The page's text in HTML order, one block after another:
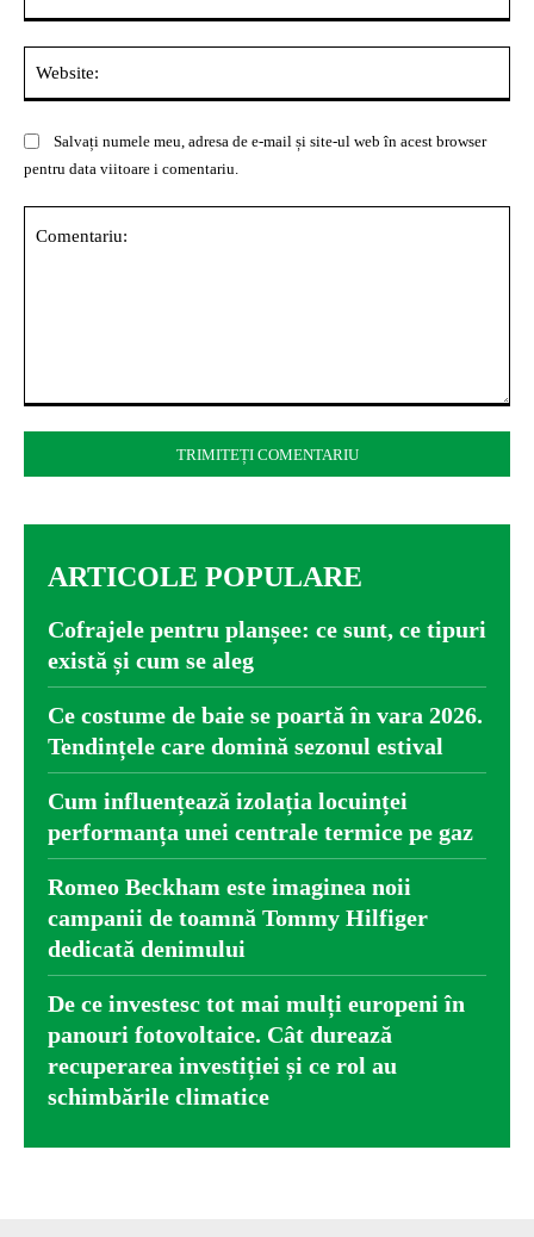
Salvați numele meu, adresa de e-mail și site-ul web în acest browser
pentru data viitoare i comentariu.
ARTICOLE POPULARE
Cofrajele pentru planșee: ce sunt, ce tipuri
există și cum se aleg
Ce costume de baie se poartă în vara 2026.
Tendințele care domină sezonul estival
Cum influențează izolația locuinței
performanța unei centrale termice pe gaz
Romeo Beckham este imaginea noii
campanii de toamnă Tommy Hilfiger
dedicată denimului
De ce investesc tot mai mulți europeni în
panouri fotovoltaice. Cât durează
recuperarea investiției și ce rol au
schimbările climatice